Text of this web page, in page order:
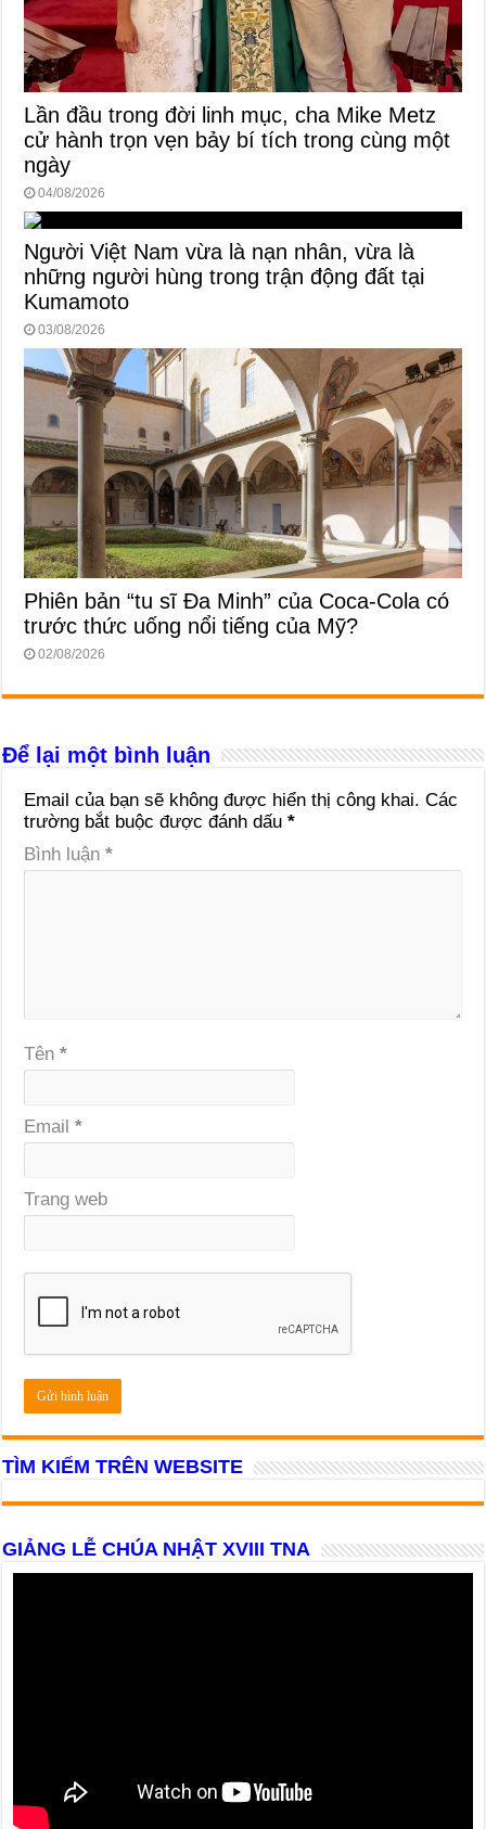
Lần đầu trong đời linh mục, cha Mike Metz
cử hành trọn vẹn bảy bí tích trong cùng một
ngày
04/08/2026
Người Việt Nam vừa là nạn nhân, vừa là
những người hùng trong trận động đất tại
Kumamoto
03/08/2026
Phiên bản “tu sĩ Đa Minh” của Coca-Cola có
trước thức uống nổi tiếng của Mỹ?
02/08/2026
Để lại một bình luận
Email của bạn sẽ không được hiển thị công khai. Các
trường bắt buộc được đánh dấu*
Bình luận*
Tên*
Email*
Trang web
TÌM KIẾM TRÊN WEBSITE
GIẢNG LỄ CHÚA NHẬT XVIII TNA